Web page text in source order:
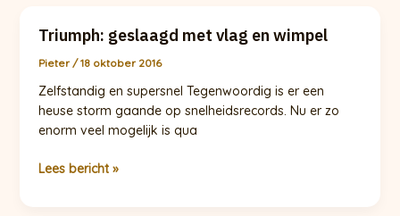
verschillende
mogelijkheden!
Triumph: geslaagd met vlag en wimpel
Pieter/18 oktober 2016
Zelfstandig en supersnel Tegenwoordig is er een
heuse storm gaande op snelheidsrecords. Nu er zo
enorm veel mogelijk is qua
Triumph:
Lees bericht »